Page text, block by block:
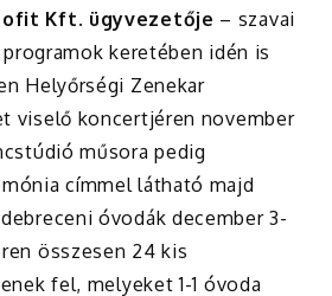
Kft. ügyvezetője – szavai
keretében idén is
Helyőrségi Zenekar
viselő koncertjéren november
műsora pedig
címmel látható majd
óvodák december 3-
összesen 24 kis
fel, melyeket 1-1 óvoda